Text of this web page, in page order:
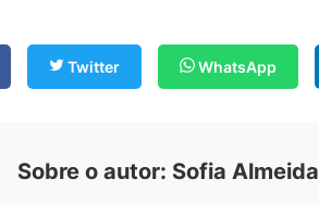
Twitter WhatsApp
Sobre o autor: Sofia Almeida